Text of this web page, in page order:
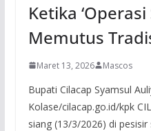
Ketika ‘Operasi
Memutus
Maret 13, 2026 Mascos
Bupati Cilacap Syamsul
Kolase/cilacap.go.id/kpk
siang (13/3/2026) di